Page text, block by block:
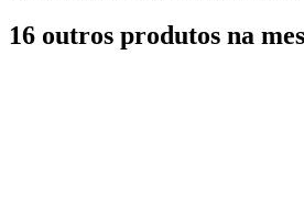
16 outros produtos na